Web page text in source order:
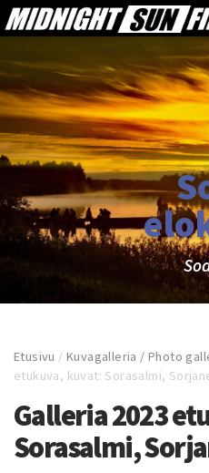
Etusivu /Kuvagalleria / Photo
etukuva, kuvat: Sorasalmi,
Galleria 2023
Sorasalmi,